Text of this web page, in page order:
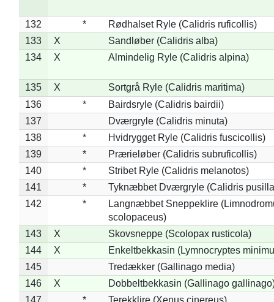
132 *
Rødhalset Ryle (Calidris ruficollis)
133
X
Sandløber (Calidris alba)
134
X Almindelig Ryle (Calidris alpina)
135 X
Sortgrå Ryle (Calidris maritima)
136
*
Bairdsryle (Calidris bairdii)
137
Dværgryle (Calidris minuta)
138
*
Hvidrygget Ryle (Calidris fuscicollis)
139
*
Prærieløber (Calidris subruficollis)
140
*
Stribet Ryle (Calidris melanotos)
141
*
Tyknæbbet Dværgryle (Calidris
142
*
Langnæbbet Sneppeklire
scolopaceus)
143
X
Skovsneppe (Scolopax rusticola)
144
X
Enkeltbekkasin (Lymnocryptes
145
Tredækker (Gallinago media)
146
X
Dobbeltbekkasin (Gallinago
147
*
Terekklire (Xenus cinereus)